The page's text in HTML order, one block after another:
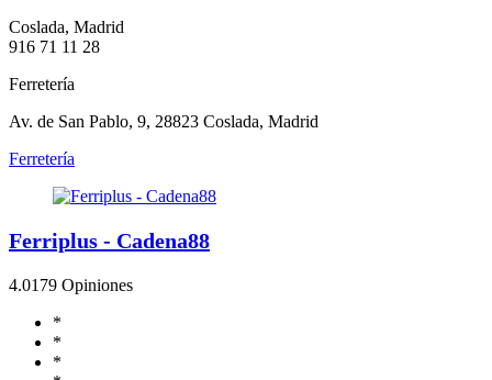
Coslada, Madrid
916 71 11 28
Ferretería
Av. de San Pablo, 9, 28823 Coslada, Madrid
Ferretería
Ferriplus - Cadena88
4.0179 Opiniones
*
*
*